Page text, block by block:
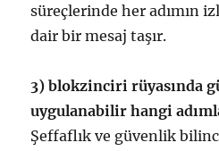
süreçlerinde her adımın
dair bir mesaj taşır.
3) blokzinciri rüyasında
uygulanabilir hangi
Şeffaflık ve güvenlik